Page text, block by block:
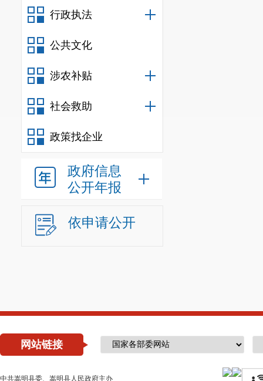
行政执法
公共文化
涉农补贴
社会救助
政策找企业
政府信息
公开年报
依申请公开
网站链接
中共嵩明县委、嵩明县人民政府主办